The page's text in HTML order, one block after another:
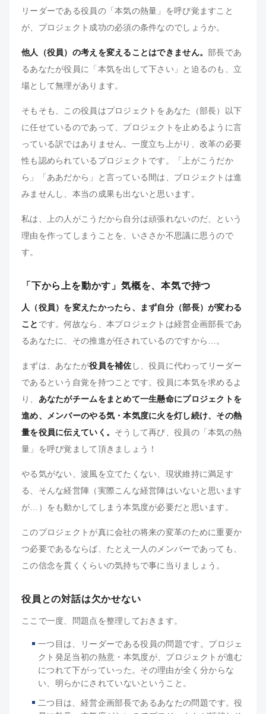
リーダーである役員の「本気の熱量」を呼び覚ますこと
が、プロジェクト成功の必須の条件なのでしょうか。
他人（役員）の考えを変えることはできません。部長であ
るあなたが役員に「本気を出して下さい」と迫るのも、立
場として無理があります。
そもそも、この役員はプロジェクトをあなた（部長）以下
に任せているのであって、プロジェクトを止めるように言
っている訳ではありません。一度立ち上がり、改革の必要
性も認められているプロジェクトです。「上がこうだか
ら」「ああだから」と言っている間は、プロジェクトは進
みませんし、本当の成果も出ないと思います。
私は、上の人がこうだから自分は頑張れないのだ、という
理由を作ってしまうことを、いささか不思議に思うので
す。
「下から上を動かす」気概を、本気で持つ
人（役員）を変えたかったら、まず自分（部長）が変わる
こと です。何故なら、本プロジェクトは経営企画部長であ
るあなたに、その推進が任されているのですから…。
まずは、あなたが役員を補佐 し、役員に代わってリーダー
であるという自覚を持つことです。役員に本気を求めるよ
り、 あなたがチームをまとめて一生懸命にプロジェクトを
進め、メンバーのやる気・本気度に火を灯し続け、その熱
量を役員に伝えていく。 そうして再び、役員の「本気の熱
量」を呼び覚まして頂きましょう！
やる気がない、波風を立てたくない、現状維持に満足す
る、そんな経営陣（実際こんな経営陣はいないと思います
が…）をも動かしてしまう本気度が必要だと思います。
このプロジェクトが真に会社の将来の変革のために重要か
つ必要であるならば、たとえ一人のメンバーであっても、
この信念を貫くくらいの気持ちで事に当りましょう。
役員との対話は欠かせない
ここで一度、問題点を整理しておきます。
一つ目は、リーダーである役員の問題です。プロジェ
クト発足当初の熱意・本気度が、プロジェクトが進む
につれて下がっていった。その理由が全く分からな
い、明らかにされていないということ。
二つ目は、経営企画部長であるあなたの問題です。役